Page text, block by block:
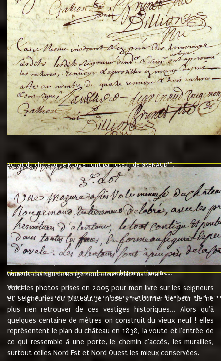
Achat du château de Rougemont par Joseph de GRENAUD10.
"l'an mil six cent soixante treze le ving neuvième jour du mois de
nommé fut présent Messire Claude Guillaume de Moyriat chevalier baron
vend, purement simplement et irrevocablement a monseigneur monsieur
et chavannes conseiller du roy au parlement de Bourgogne, present et
que le dit seigneur Baron de la Vellière a sur ses hommes, indivisables et
de la Velliere tout ainsi et comme le dit seigneur Baron et ses
présent......"
suivent les rentes, donation des terriers, etc... au prix de 880 livre louis
Ci contre les signatures des vendeurs, acheteurs, témoins....
vente du château de Rougemont comme bien national9.
"3ème lot
une mazure assez volumineuse du chateau de Rougemond, entierement delabré, avec près et
Voici les photos prises en 2005 pour mon livre sur les seigneurs
et seigneuries du plateau. Je n'ose y retourner de peur de ne
plus rien retrouver de ces vestiges historiques... Alors qu'à
quelques centaine de mètres on construit du vieux neuf ! elles
représentent le plan du château en 1838, la voute et l'entrée de
ce qui ressemble à une porte, le chemin d'accès, les murailles,
surtout celles Nord Est et Nord Ouest les mieux conservées.